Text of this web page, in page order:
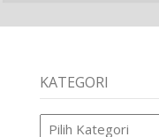
KATEGORI
Kategori